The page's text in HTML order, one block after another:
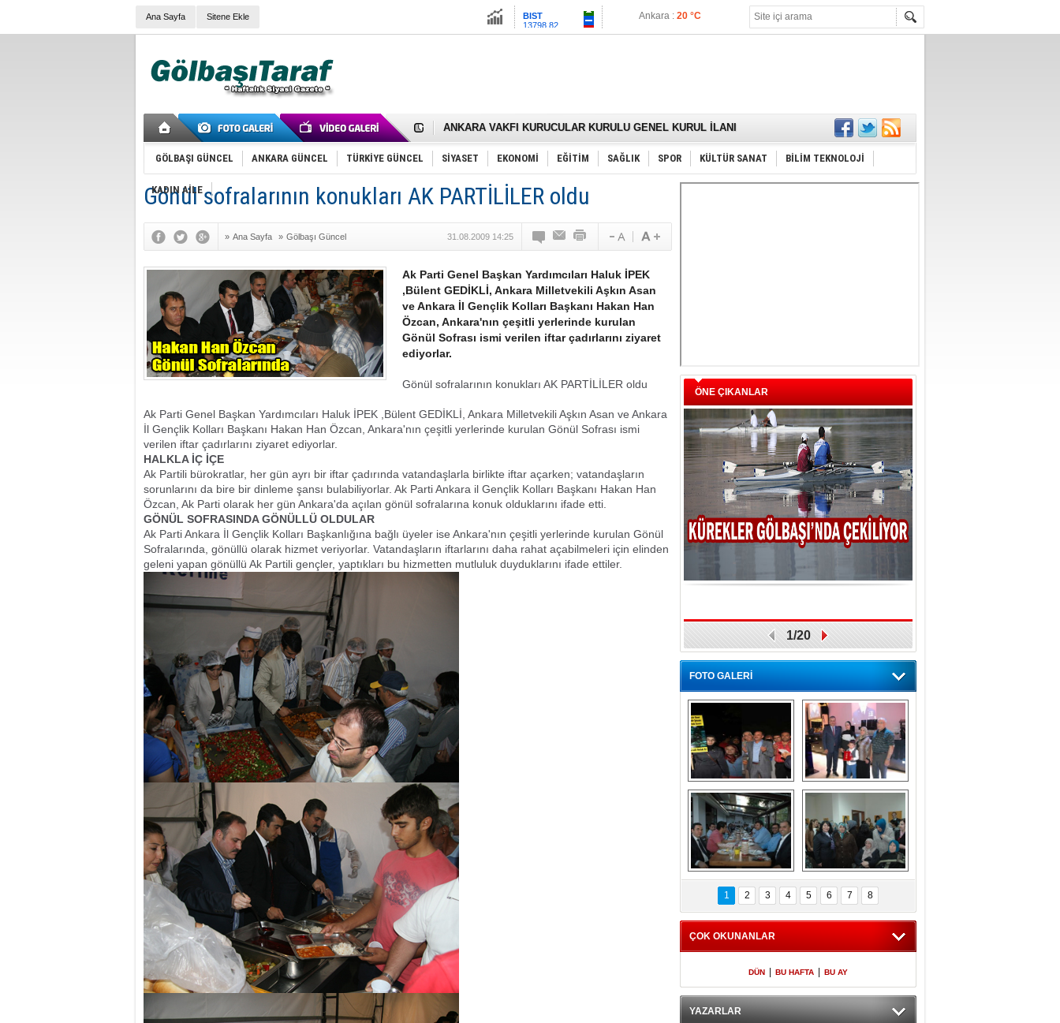
Ana Sayfa Sitene Ekle
Altın
İstanbul :23 °C
Gölbaşı’nda 167 Çiftçiye 30 Ton Nohut Tohumu Dağıtıldı
Cemal Gürsel Caddesi’nde Çözüm Değil Ceza Üretiliyor
Samet Keskin’den Annesi Gülsen Keskin İçin Lokma Hayrı
FAİZ ORANI YÜZDE 25’TEN YÜZDE 20’YE ÇEKİLDİ.
OLİMPİK HOKEY SAHASI GÖLBAŞI’nda
SÖZ YERİNE DESTEK İSTİYOR
SPOR KLUPLERİMİZ VE SPORCULAR SAHİPSİZ KALMAMALIDIR.
Mikail Arıkan’a Yeni Görev
ODABAŞI’NIN GİZLİ ZİYARETLERİ SİYASETİ KARIŞTIRDI!
Gölbaşı Belediyesi’nde Gece Nöbeti Mi Var?
İNCEK PARKI’NI YOK ETTİNİZ
GÖLBAŞI GÜNCEL ANKARA GÜNCEL TÜRKİYE GÜNCEL SİYASET EKONOMİ EĞİTİM SAĞLIK SPOR KÜLTÜR SANAT BİLİM TEKNOLOJİ
KADIN AİLE
Gönül sofralarının konukları AK PARTİLİLER oldu
» Ana Sayfa » Gölbaşı Güncel 31.08.2009 14:25
Ak Parti Genel Başkan Yardımcıları Haluk İPEK
,Bülent GEDİKLİ, Ankara Milletvekili Aşkın Asan
ve Ankara İl Gençlik Kolları Başkanı Hakan Han
Özcan, Ankara'nın çeşitli yerlerinde kurulan
Gönül Sofrası ismi verilen iftar çadırlarını ziyaret
ediyorlar.
Gönül sofralarının konukları AK PARTİLİLER oldu
Ak Parti Genel Başkan Yardımcıları Haluk İPEK ,Bülent GEDİKLİ, Ankara Milletvekili Aşkın Asan ve Ankara
İl Gençlik Kolları Başkanı Hakan Han Özcan, Ankara'nın çeşitli yerlerinde kurulan Gönül Sofrası ismi
verilen iftar çadırlarını ziyaret ediyorlar.
HALKLA İÇ İÇE
Ak Partili bürokratlar, her gün ayrı bir iftar çadırında vatandaşlarla birlikte iftar açarken; vatandaşların
sorunlarını da bire bir dinleme şansı bulabiliyorlar. Ak Parti Ankara il Gençlik Kolları Başkanı Hakan Han
Özcan, Ak Parti olarak her gün Ankara'da açılan gönül sofralarına konuk olduklarını ifade etti.
GÖNÜL SOFRASINDA GÖNÜLLÜ OLDULAR
Ak Parti Ankara İl Gençlik Kolları Başkanlığına bağlı üyeler ise Ankara'nın çeşitli yerlerinde kurulan Gönül
Sofralarında, gönüllü olarak hizmet veriyorlar. Vatandaşların iftarlarını daha rahat açabilmeleri için elinden
geleni yapan gönüllü Ak Partili gençler, yaptıkları bu hizmetten mutluluk duyduklarını ifade ettiler.
ÖNE ÇIKANLAR
1/20
FOTO GALERİ
Gölbaşı GAZZE
İÇİN YÜRÜDÜ
Kaymakamlıktan
iftar yemeği
Kaymakamlıktan
iftar yemeği
NERGÜL
YILDIRIM SEÇİM
BÜROSUNU AÇTI
1 2 3 4 5 6 7 8
ÇOK OKUNANLAR
DÜN BU HAFTA BU AY
YAZARLAR